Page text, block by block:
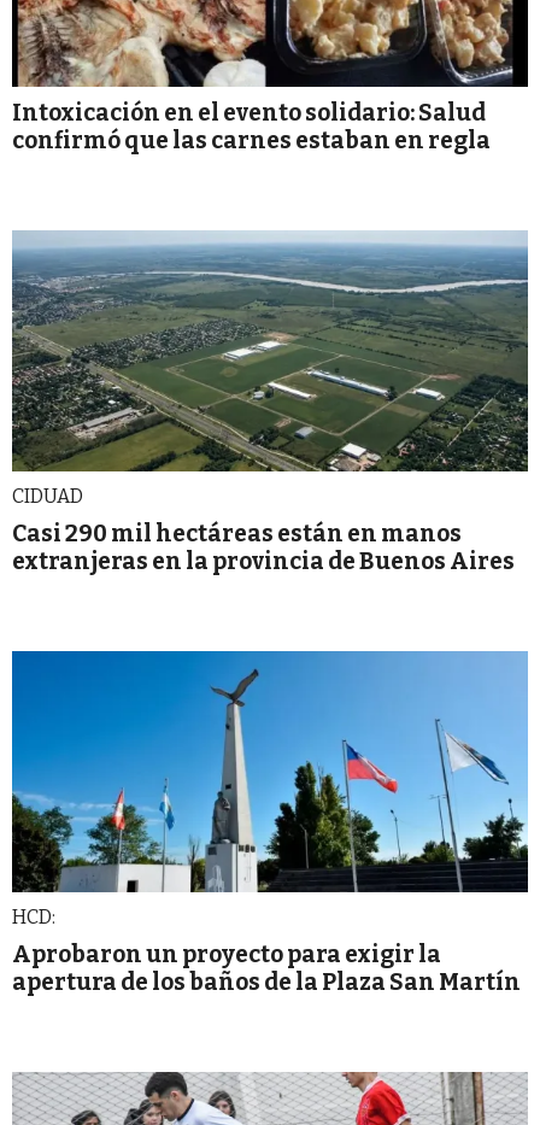
Intoxicación en el evento solidario: Salud
confirmó que las carnes estaban en regla
CIDUAD
Casi 290 mil hectáreas están en manos
extranjeras en la provincia de Buenos Aires
HCD:
Aprobaron un proyecto para exigir la
apertura de los baños de la Plaza San Martín